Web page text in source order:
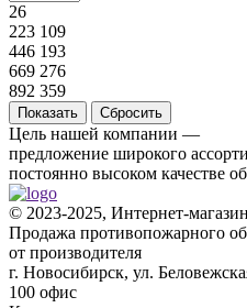
26
223 109
446 193
669 276
892 359
Сбросить
Цель нашей компании —
предложение широкого
постоянно высоком качестве
© 2023-2025, Интернет-
Продажа противопожарного
от производителя
г. Новосибирск, ул.
100 офис